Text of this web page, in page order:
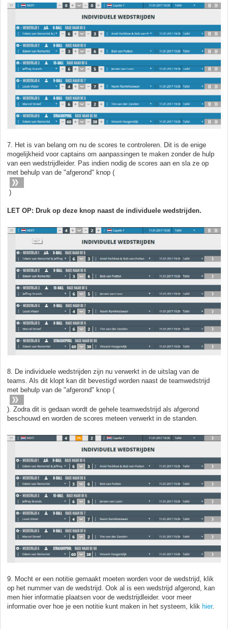
7. Het is van belang om nu de scores te controleren. Dit is de enige
mogelijkheid voor captains om aanpassingen te maken zonder de hulp
van een wedstrijdleider. Pas indien nodig de scores aan en sla ze op
met behulp van de "afgerond" knop (
)
LET OP: Druk op deze knop naast de individuele wedstrijden.
8. De individuele wedstrijden zijn nu verwerkt in de uitslag van de
teams. Als dit klopt kan dit bevestigd worden naast de teamwedstrijd
met behulp van de "afgerond" knop (
). Zodra dit is gedaan wordt de gehele teamwedstrijd als afgerond
beschouwd en worden de scores meteen verwerkt in de standen.
9. Mocht er een notitie gemaakt moeten worden voor de wedstrijd, klik
op het nummer van de wedstrijd. Ook al is een wedstrijd afgerond, kan
men hier informatie plaatsen voor de wedstrijdleider. voor meer
informatie over hoe je een notitie kunt maken in het systeem, klik hier.